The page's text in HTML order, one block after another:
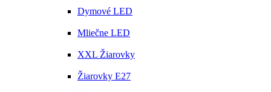
Dymové LED
Mliečne LED
XXL Žiarovky
Žiarovky E27